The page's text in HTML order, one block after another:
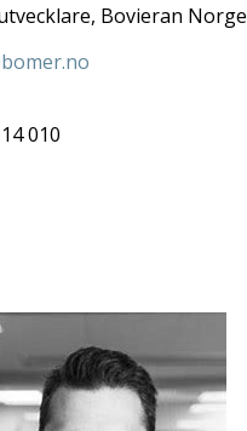
Bovieran Norge
010